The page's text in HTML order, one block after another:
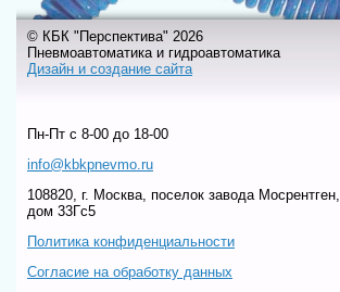
© КБК "Перспектива" 2026
Пневмоавтоматика и гидроавтоматика
Дизайн и создание сайта
Пн-Пт c 8-00 до 18-00
info@kbkpnevmo.ru
108820, г. Москва, поселок завода Мосрентген,
дом 33Гс5
Политика конфиденциальности
Согласие на обработку данных